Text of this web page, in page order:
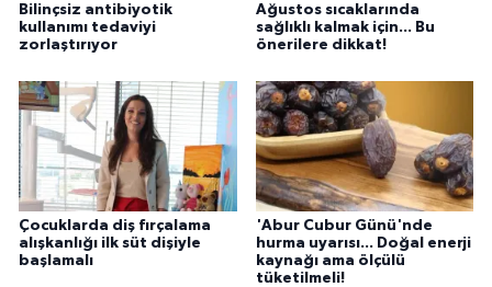
Bilinçsiz antibiyotik
kullanımı tedaviyi
zorlaştırıyor
Ağustos sıcaklarında
sağlıklı kalmak için... Bu
önerilere dikkat!
Çocuklarda diş fırçalama
alışkanlığı ilk süt dişiyle
başlamalı
'Abur Cubur Günü'nde
hurma uyarısı... Doğal enerji
kaynağı ama ölçülü
tüketilmeli!